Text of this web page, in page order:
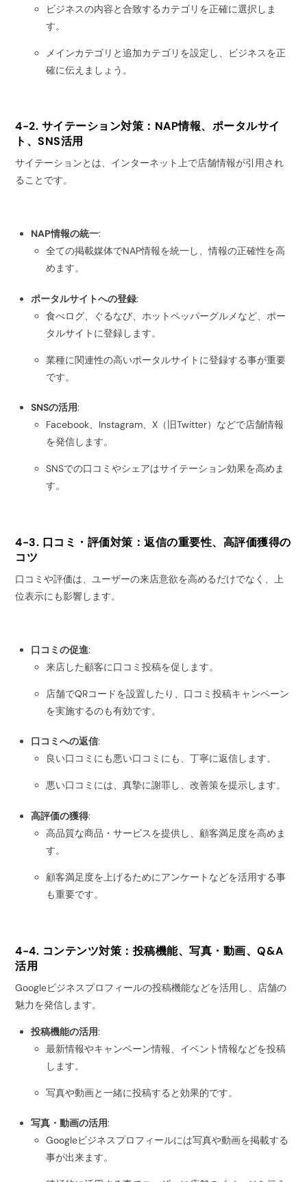
ビジネスの内容と合致するカテゴリを正確に選択しま
す。
メインカテゴリと追加カテゴリを設定し、ビジネスを正
確に伝えましょう。
4-2. サイテーション対策：NAP情報、ポータルサイ
ト、SNS活用
サイテーションとは、インターネット上で店舗情報が引用され
ることです。
NAP情報の統一:
全ての掲載媒体でNAP情報を統一し、情報の正確性を高
めます。
ポータルサイトへの登録:
食べログ、ぐるなび、ホットペッパーグルメなど、ポー
タルサイトに登録します。
業種に関連性の高いポータルサイトに登録する事が重要
です。
SNSの活用:
Facebook、Instagram、X（旧Twitter）などで店舗情報
を発信します。
SNSでの口コミやシェアはサイテーション効果を高めま
す。
4-3. 口コミ・評価対策：返信の重要性、高評価獲得の
コツ
口コミや評価は、ユーザーの来店意欲を高めるだけでなく、上
位表示にも影響します。
口コミの促進:
来店した顧客に口コミ投稿を促します。
店舗でQRコードを設置したり、口コミ投稿キャンペーン
を実施するのも有効です。
口コミへの返信:
良い口コミにも悪い口コミにも、丁寧に返信します。
悪い口コミには、真摯に謝罪し、改善策を提示します。
高評価の獲得:
高品質な商品・サービスを提供し、顧客満足度を高めま
す。
顧客満足度を上げるためにアンケートなどを活用する事
も重要です。
4-4. コンテンツ対策：投稿機能、写真・動画、Q&A
活用
Googleビジネスプロフィールの投稿機能などを活用し、店舗の
魅力を発信します。
投稿機能の活用:
最新情報やキャンペーン情報、イベント情報などを投稿
します。
写真や動画と一緒に投稿すると効果的です。
写真・動画の活用:
Googleビジネスプロフィールには写真や動画を掲載する
事が出来ます。